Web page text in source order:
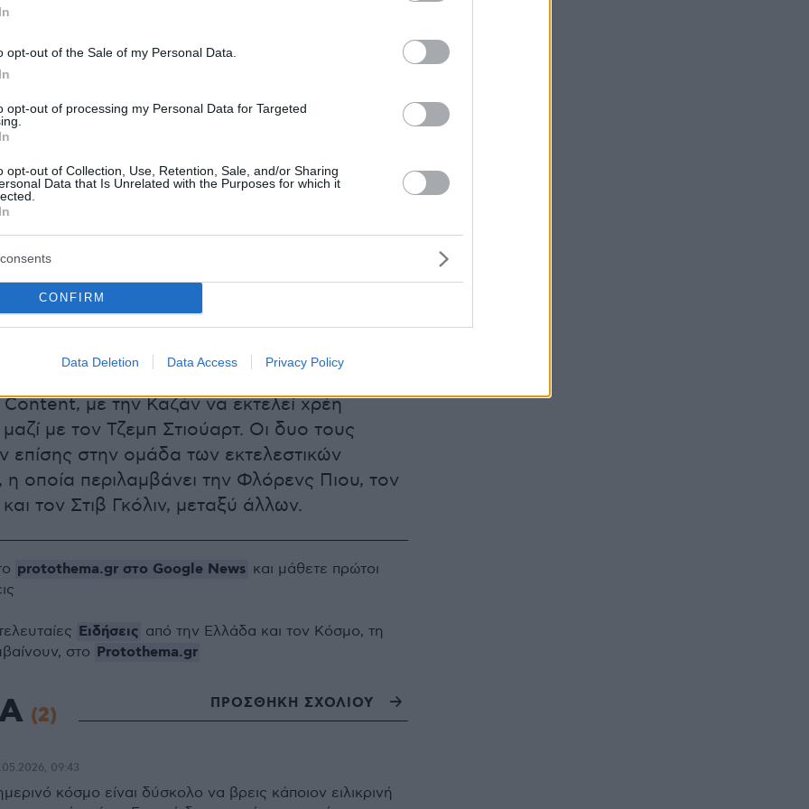
opt-out of the Sale of my Personal Data.
opt-out of processing my Personal Data for Targeted
opt-out of Collection, Use, Retention, Sale, and/or Sharing
Data that Is Unrelated with the Purposes for which it
CONFIRM
Data Deletion Data Access Privacy Policy
παραγωγή συμπρωταγωνιστούν επίσης οι
οι Χουν Λι, Τρέισι Λετς, Κιάραν
Πλίμπτον, Τζόζεφ Ζάντα και Τζο 'Αντερς. Την
ανέλαβαν ο Γκαρθ Ντέιβις και η Λορ ντε
με την Καζάν να εκτελεί χρέη
με τον Τζεμπ Στιούαρτ. Οι δυο τους
επίσης στην ομάδα των εκτελεστικών
οποία περιλαμβάνει την Φλόρενς Πιου, τον
τον Στιβ Γκόλιν, μεταξύ άλλων.
protothema.gr στο Google News και μάθετε πρώτοι
Ειδήσεις από την Ελλάδα και τον Κόσμο, τη
στο Protothema.gr
(2) ΠΡΟΣΘΗΚΗ ΣΧΟΛΙΟΥ
09:43
κόσμο είναι δύσκολο να βρεις κάποιον ειλικρινή